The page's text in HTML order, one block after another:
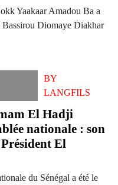
Yaakaar Amadou Ba a
Bassirou Diomaye Diakhar
BY
LANGFILS
El Hadji
nationale : son
El
du Sénégal a été le